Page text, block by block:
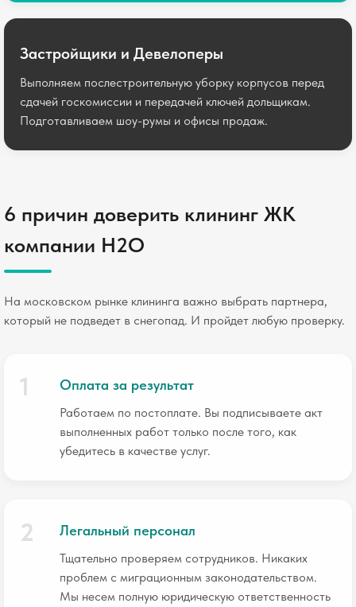
Застройщики и Девелоперы
Выполняем послестроительную уборку корпусов перед
сдачей госкомиссии и передачей ключей дольщикам.
Подготавливаем шоу-румы и офисы продаж.
6 причин доверить клининг ЖК
компании H2O
На московском рынке клининга важно выбрать партнера,
который не подведет в снегопад. И пройдет любую проверку.
Оплата за результат
Работаем по постоплате. Вы подписываете акт
выполненных работ только после того, как
убедитесь в качестве услуг.
Легальный персонал
Тщательно проверяем сотрудников. Никаких
проблем с миграционным законодательством.
Мы несем полную юридическую ответственность